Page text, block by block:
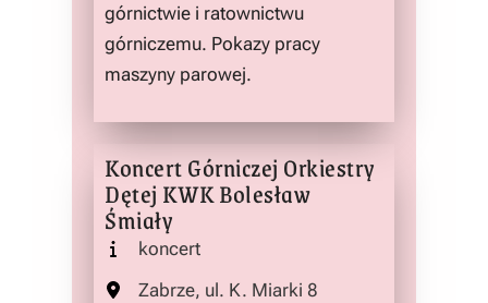
górnictwie i ratownictwu
górniczemu. Pokazy pracy
maszyny parowej.
Koncert Górniczej Orkiestry
Dętej KWK Bolesław
Śmiały
koncert
Zabrze, ul. K. Miarki 8